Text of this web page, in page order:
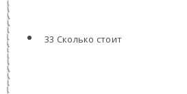
33 Сколько стоит